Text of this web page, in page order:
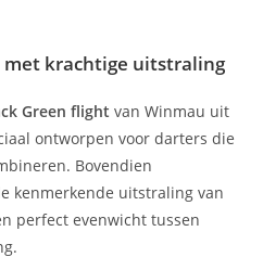
met krachtige uitstraling
Green flight van Winmau uit
ontworpen voor darters die
Bovendien
kenmerkende uitstraling van
perfect evenwicht tussen